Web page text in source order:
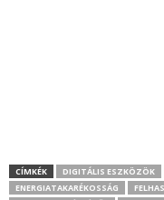
CÍMKÉK DIGITÁLIS ESZKÖZÖK
ENERGIATAKARÉKOSSÁG